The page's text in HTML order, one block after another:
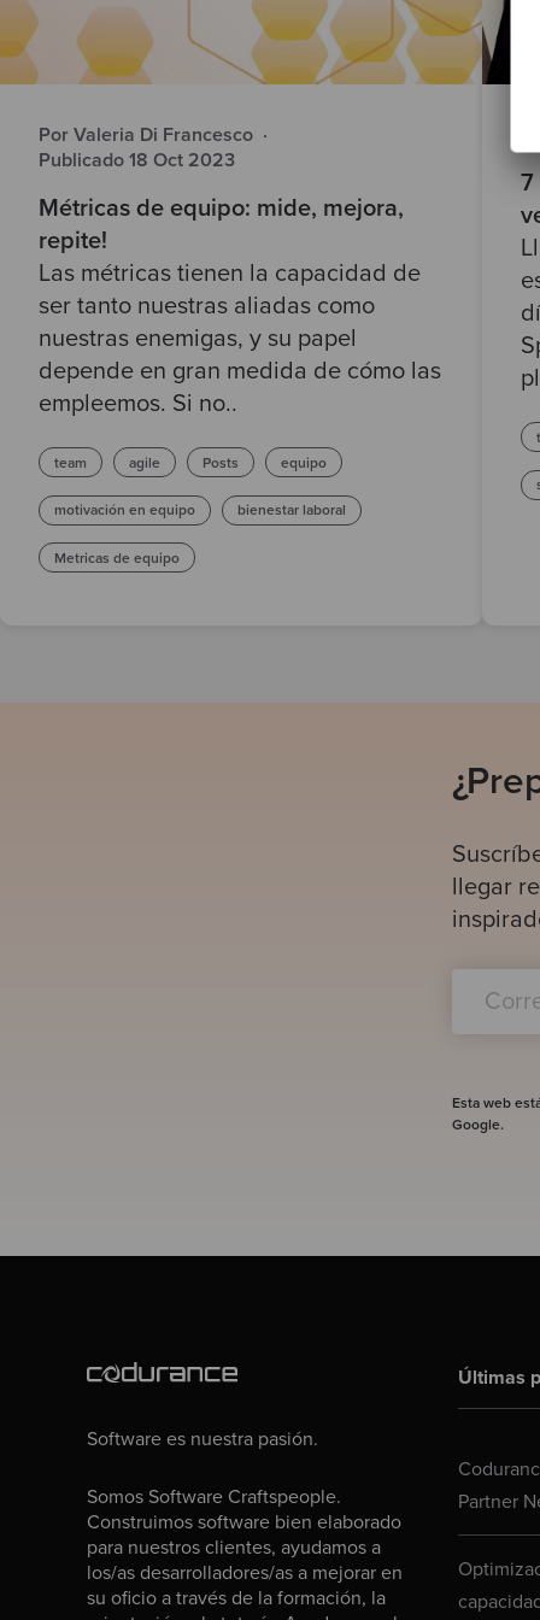
Por Valeria Di Francesco ·
Publicado 18 Oct 2023
Métricas de equipo: mide, mejora,
repite!
Las métricas tienen la capacidad de
ser tanto nuestras aliadas como
nuestras enemigas, y su papel
depende en gran medida de cómo las
empleemos. Si no..
team agile Posts equipo
motivación en equipo bienestar laboral
Metricas de equipo
7
llegar
Esta web
Google.
Software es nuestra pasión.
Somos Software Craftspeople.
Construimos software bien elaborado
para nuestros clientes, ayudamos a
los/as desarrolladores/as a mejorar en
su oficio a través de la formación, la
Últimas
Partner